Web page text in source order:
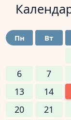
Пн Вт
6
7
13
14
20
21